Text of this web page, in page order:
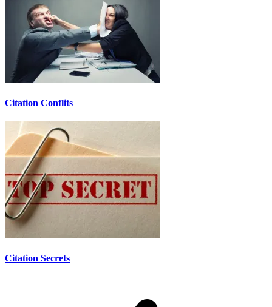
Citation Conflits
Citation Secrets